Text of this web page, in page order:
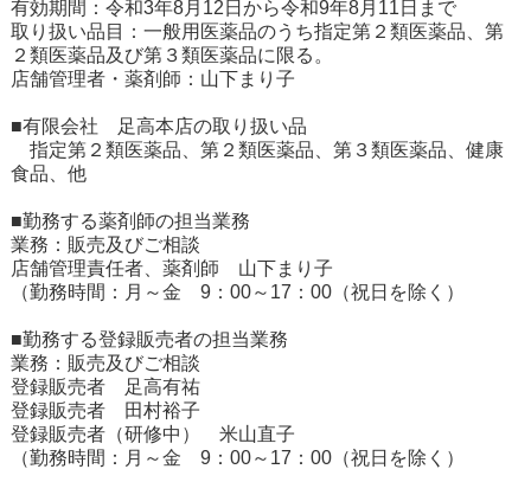
有効期間：令和3年8月12日から令和9年8月11日まで
取り扱い品目：一般用医薬品のうち指定第２類医薬品、第
２類医薬品及び第３類医薬品に限る。
店舗管理者・薬剤師：山下まり子
■有限会社 足高本店の取り扱い品
指定第２類医薬品、第２類医薬品、第３類医薬品、健康
食品、他
■勤務する薬剤師の担当業務
業務：販売及びご相談
店舗管理責任者、薬剤師 山下まり子
（勤務時間：月～金 9：00～17：00（祝日を除く）
■勤務する登録販売者の担当業務
業務：販売及びご相談
登録販売者 足高有祐
登録販売者 田村裕子
登録販売者（研修中） 米山直子
（勤務時間：月～金 9：00～17：00（祝日を除く）